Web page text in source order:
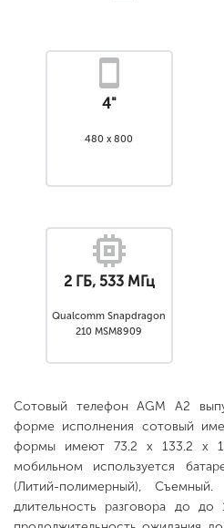
4"
480 x 800
2 ГБ, 533 МГц
Qualcomm Snapdragon
210 MSM8909
Сотовый телефон AGM A2
форме исполнения сотовый
формы имеют 73.2 x 133.2 x
мобильном используется
(Литий-полимерный),
длительность разговора до